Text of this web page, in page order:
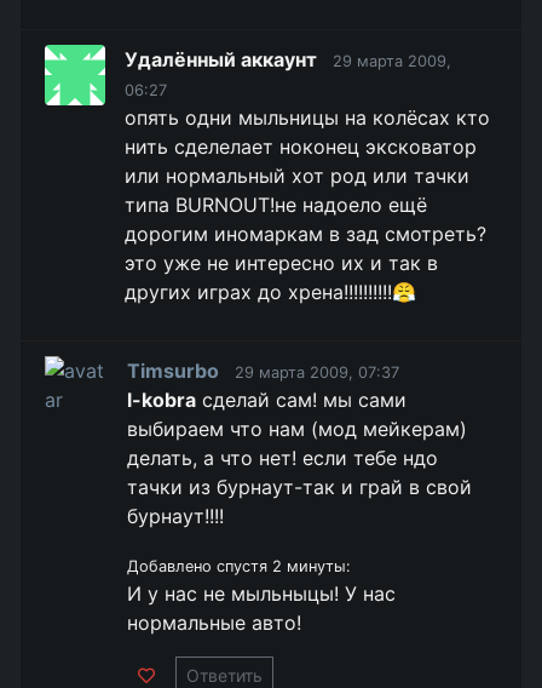
Удалённый аккаунт
29 марта 2009,
06:27
опять одни мыльницы на колёсах кто
нить сделелает ноконец эксковатор
или нормальный хот род или тачки
типа BURNOUT!не надоело ещё
дорогим иномаркам в зад смотреть?
это уже не интересно их и так в
других играх до хрена!!!!!!!!!!😤
Timsurbo 29 марта 2009, 07:37
l-kobra сделай сам! мы сами
выбираем что нам (мод мейкерам)
делать, а что нет! если тебе ндо
тачки из бурнаут-так и грай в свой
бурнаут!!!!
Добавлено спустя 2 минуты:
И у нас не мыльныцы! У нас
нормальные авто!
Ответить